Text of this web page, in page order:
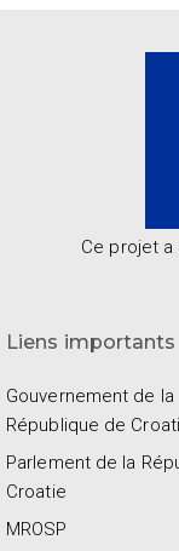
Ce projet
Liens importants
Gouvernement de la
République de
Parlement de la
Croatie
MROSP